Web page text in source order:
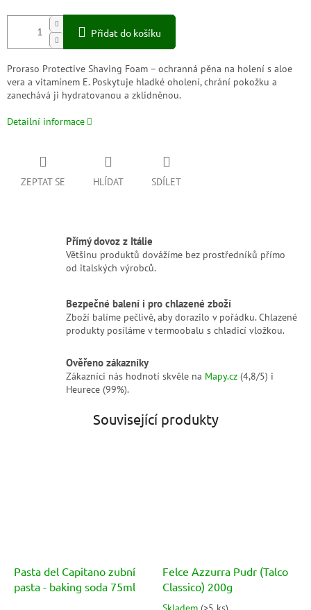
Přidat do košíku
Proraso Protective Shaving Foam – ochranná pěna na holení s aloe
vera a vitamínem E. Poskytuje hladké oholení, chrání pokožku a
zanechává ji hydratovanou a zklidněnou.
Detailní informace
ZEPTAT SE HLÍDAT SDÍLET
Přímý dovoz z Itálie
Většinu produktů dovážíme bez prostředníků přímo
od italských výrobců.
Bezpečné balení i pro chlazené zboží
Zboží balíme pečlivě, aby dorazilo v pořádku. Chlazené
produkty posíláme v termoobalu s chladicí vložkou.
Ověřeno zákazníky
Zákazníci nás hodnotí skvěle na Mapy.cz (4,8/5) i
Heurece (99%).
Související produkty
Pasta del Capitano zubní
pasta - baking soda 75ml
Felce Azzurra Pudr (Talco
Classico) 200g